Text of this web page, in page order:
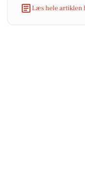
Læs hele artiklen